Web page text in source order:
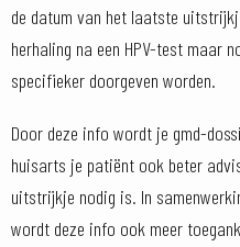
de datum van het laatste
herhaling na een HPV-test maar
specifieker doorgeven worden.
Door deze info wordt je gmd-
huisarts je patiënt ook beter
uitstrijkje nodig is. In
wordt deze info ook meer